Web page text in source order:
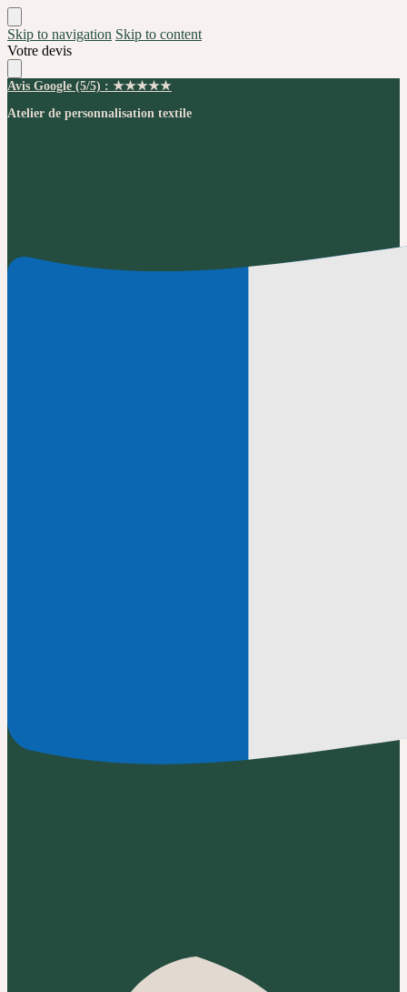
Skip to navigation Skip to content
Votre devis
Avis Google (5/5) : ★★★★★
Atelier de personnalisation textile